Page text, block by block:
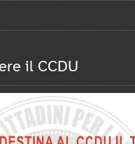
il CCDU